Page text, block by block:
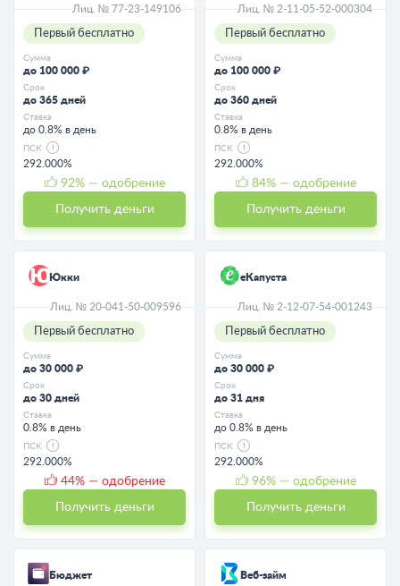
Лиц. № 77-23-149106
Первый бесплатно
Сумма
до 100 000 ₽
Срок
до 365 дней
Ставка
до 0.8% в день
ПСК
292.000%
92% — одобрение
Получить деньги
Лиц. № 2-11-05-52-000304
Первый бесплатно
Сумма
до 100 000 ₽
Срок
до 360 дней
Ставка
0.8% в день
ПСК
292.000%
84% — одобрение
Получить деньги
Юкки
Лиц. № 20-041-50-009596
Первый бесплатно
Сумма
до 30 000 ₽
Срок
до 30 дней
Ставка
0.8% в день
ПСК
292.000%
44% — одобрение
Получить деньги
еКапуста
Лиц. № 2-12-07-54-001243
Первый бесплатно
Сумма
до 30 000 ₽
Срок
до 31 дня
Ставка
до 0.8% в день
ПСК
292.000%
96% — одобрение
Получить деньги
Бюджет Веб-займ